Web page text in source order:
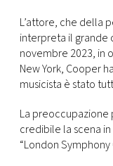
L’attore, che della
interpreta il grande
novembre 2023, in
New York, Cooper
musicista è stato
La preoccupazione
credibile la scena
“London